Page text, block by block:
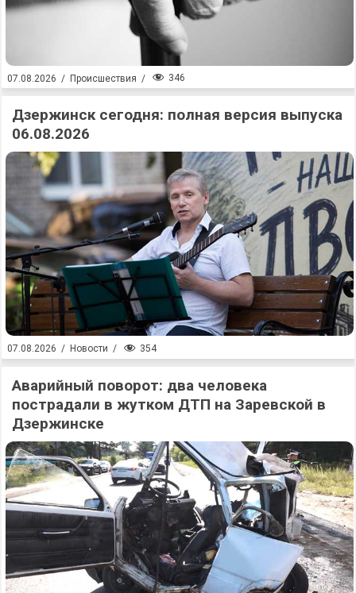
07.08.2026 / Происшествия / 346
Дзержинск сегодня: полная версия выпуска
06.08.2026
07.08.2026 / Новости / 354
Аварийный поворот: два человека
пострадали в жутком ДТП на Заревской в
Дзержинске